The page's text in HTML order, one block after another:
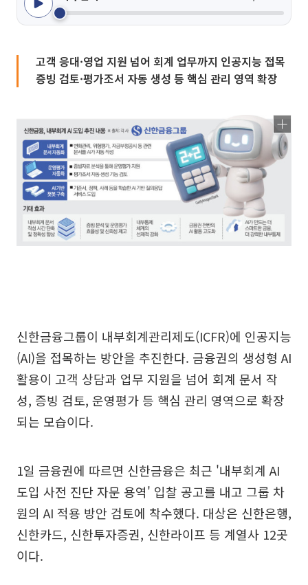
고객 응대·영업 지원 넘어 회계 업무까지 인공지능 접목
증빙 검토·평가조서 자동 생성 등 핵심 관리 영역 확장
신한금융그룹이 내부회계관리제도(ICFR)에 인공지능
(AI)을 접목하는 방안을 추진한다. 금융권의 생성형 AI
활용이 고객 상담과 업무 지원을 넘어 회계 문서 작
성, 증빙 검토, 운영평가 등 핵심 관리 영역으로 확장
되는 모습이다.
1일 금융권에 따르면 신한금융은 최근 '내부회계 AI
도입 사전 진단 자문 용역' 입찰 공고를 내고 그룹 차
원의 AI 적용 방안 검토에 착수했다. 대상은 신한은행,
신한카드, 신한투자증권, 신한라이프 등 계열사 12곳
이다.